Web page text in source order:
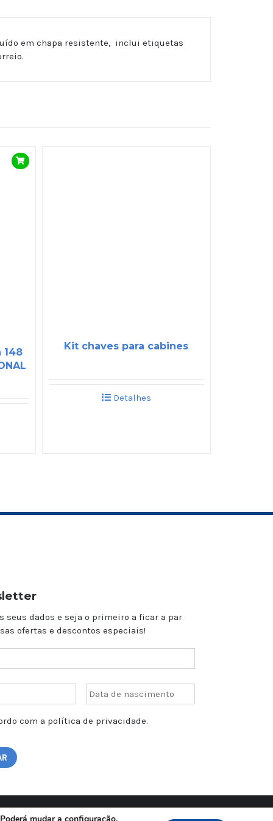
em chapa resistente, inclui etiquetas
148
Kit chaves para cabines
Detalhes
seus dados e seja o primeiro a ficar a par
ofertas e descontos especiais!
com a política de privacidade.